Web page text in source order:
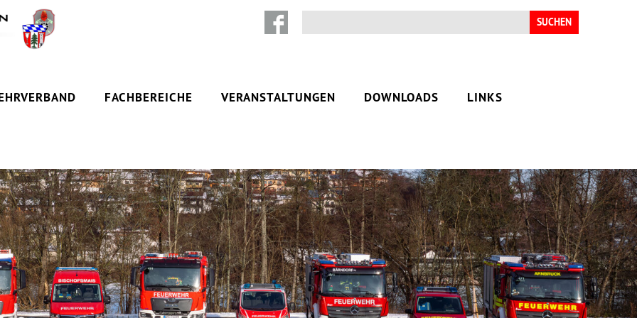
Suchen
nach:
FACHBEREICHE VERANSTALTUNGEN DOWNLOADS LINKS